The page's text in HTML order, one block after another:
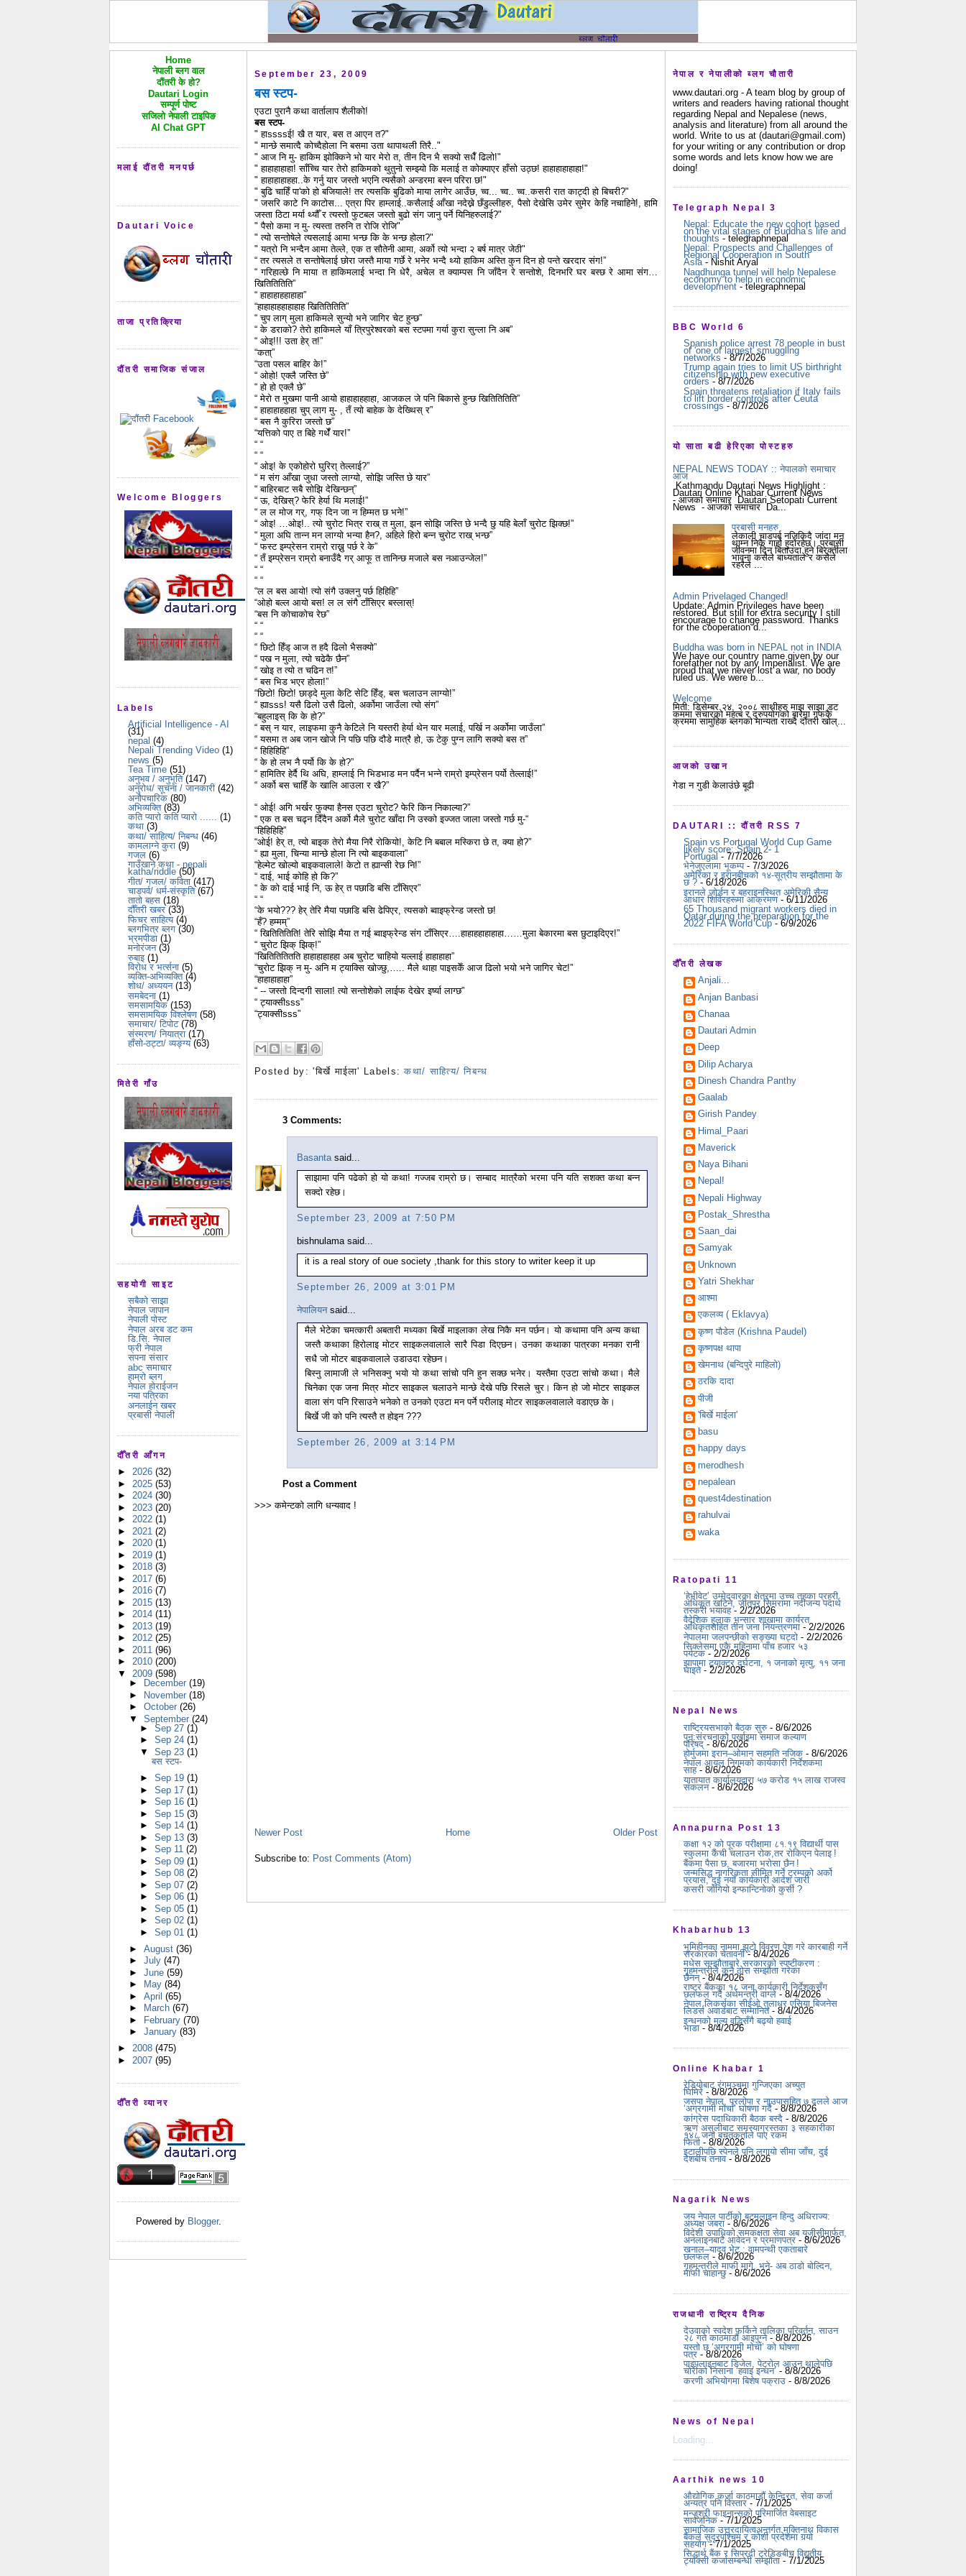
Home
नेपाली ब्लग वाल
दौंतरी के हो?
Dautari Login
सम्पूर्ण पोष्ट
सजिलो नेपाली टाइपिङ
AI Chat GPT
मलाई दौंतरी मनपर्छ
Dautari Voice
ताजा प्रतिक्रिया
दौंतरी समाजिक संजाल
Welcome Bloggers
Labels
Artificial Intelligence - AI
(31)
nepal (4)
Nepali Trending Video (1)
news (5)
Tea Time (51)
अनुभव / अनुभूति (147)
अनुरोध/ सूचना / जानकारी (42)
अनौपचारिक (80)
अभिव्यक्ति (83)
कति प्यारो कति प्यारो ...... (1)
कथा (3)
कथा/ साहित्य/ निबन्ध (46)
कामलाग्ने कुरा (9)
गजल (6)
गाउँखाने कथा - nepali
katha/riddle (50)
गीत/ गजल/ कविता (417)
चाडपर्व/ धर्म-संस्कृति (67)
तातो बहस (18)
दौँतरी खबर (33)
फिचर साहित्य (4)
ब्लगभित्र ब्लग (30)
भ्रमपीडा (1)
मनोरंजन (3)
रुबाइ (1)
विरोध र भर्त्सना (5)
व्यक्ति-अभिव्यक्ति (4)
शोध/ अध्ययन (13)
समबेदना (1)
समसामयिक (153)
समसामयिक विश्लेषण (58)
समाचार/ टिपोट (78)
संस्मरण/ नियात्रा (17)
हाँसो-ठट्टा/ व्यङ्ग्य (63)
मितेरी गाँउ
सहयोगी साइट
सबैको साझा
नेपाल जापान
नेपाली पोस्ट
नेपाल अरब डट कम
डि.सि. नेपाल
फ्री नेपाल
सपना संसार
abc समाचार
हाम्रो ब्लग
नेपाल होराईजन
नया पत्रिका
अनलाईन खबर
प्रबासी नेपाली
दौँतरी आँगन
► 2026 (32)
► 2025 (53)
► 2024 (30)
► 2023 (20)
► 2022 (1)
► 2021 (2)
► 2020 (1)
► 2019 (1)
► 2018 (3)
► 2017 (6)
► 2016 (7)
► 2015 (13)
► 2014 (11)
► 2013 (19)
► 2012 (25)
► 2011 (96)
► 2010 (200)
▼ 2009 (598)
►
December (19)
► November (18)
► October (26)
▼ September (24)
►Sep 27(1)
►Sep 24(1)
▼Sep 23(1)
बस स्टप-
►Sep 19(1)
►Sep 17(1)
►Sep 16(1)
►Sep 15(3)
►Sep 14(1)
►Sep 13(3)
►Sep 11(2)
►Sep 09(1)
►Sep 08(2)
►Sep 07(2)
►Sep 06(1)
►Sep 05(1)
►Sep 02(1)
►Sep 01(1)
► August (36)
► July (47)
► June (59)
►
May (84)
► April (65)
►
March (67)
► February (70)
► January (83)
► 2008 (475)
► 2007 (95)
दौँतरी व्यानर
Powered by Blogger.
September 23, 2009
बस स्टप-
एउटा पुरानै कथा वार्तालाप शैलीको!
बस स्टप-
" हाssssई! खै त यार, बस त आएन त?"
" मान्छे समात्दै कोच्दैहोला नि बसमा उता थापाथली तिरै.."
" आज नि मु- हाकिम झोक्किने भो यार मेरो त, तीन दिन भै सक्यो सधैँ ढिलो!"
" हाहाहाहाहा! साँच्चि यार तेरो हाकिमको थुतुनो सम्झ्यो कि मलाई त कोक्याएर हाँसो उठ्छ! हाहाहाहाहाहा!"
" हाहाहाहाहहा..के गर्नु यार जस्तो भएनि त्यसैको अन्डरमा बस्न परिरा छ!"
" बुढि चाहिँ पा'को हो बजियाले! तर त्यसकि बुढिको माया लागेर आउँछ, च्व... च्व.. च्व..कसरी रात काट्दी हो बिचरी?"
" जसरि काटे नि काटोस... एत्रा पिर हाम्लाई..कसैलाई आँखा नदेख्ने छँडुल्लीहरु, पैसो देखेसि उमेर सुमेर केहि नचाहिने!, हामि
जस्ता ठिटा मर्या थ्यौँ र त्यस्तो फुटबल जस्तो बुढो संग जानु पर्ने यिनिहरुलाई?"
" पैसो कमा न मु- त्यस्ता तरुनि त रोजि रोजि"
" त्यो सन्तोषेले त्यसलाई आमा भन्छ कि के भन्छ होला?"
" यत्रो नि भन्दैन आमा तेल्ले, एक त सौतेनी आमा, अर्को त्यो भन्दा २ बर्ष मात्र जेठी"
“ तर त्यसले त सन्तोषेलाई छोरा जस्तै माया गर्छे रे भनेर भन्दै थ्यो हाकिम अस्ति कुन दिन हो पन्ते खरदार संग!”
“ गरिहाल्छे नि माया त हाकिमलाई भन्दा नि धेरै, अचेल त क्याम्पस नि जाँदैन रे सन्तोशे, दिनभरि घर बस्छ रे आमा संग…
खितितितिति”
“ हाहाहाहहाहाहा”
“हाहाहाहहाहाहाह खितितितिति”
“ चुप लाग् मुला हाकिमले सुन्यो भने जागिर चेट हुन्छ”
“ के डराको? तेरो हाकिमले याँ त्रिपुरेश्वरको बस स्टपमा गर्या कुरा सुन्ला नि अब”
“ ओइ!!! उता हेर् त!”
“कता्”
“उता पसल बाहिर के!”
“ ओहो! एक्लै जस्ति छे”
“ हो हो एक्लै छे”
“ मेरो त मुखमा पानी आयो हाहाहाहहाहा, आजकल जे पनि बिकासे हुन्छ खितितितिति”
“ हाहाहाहहाहा चुप् लाग मु- , तँ त्यो बाहेक के देख्थिस् र”
“ बस नै कुरिरा जस्तो छ”
“यत्तिको पाए त बिहे गर्थेँ यार!”
“ “
“ “
“ ओइ! के एकोहोरो घुरिरा् तेल्लाई?”
“ म संग आँखा जुधा जस्तो लाग्यो, सोझि जस्ति छे यार”
“ बाहिरबाट सबै सोझि देखिन्छन्”
“ ऊ, देखिस्? फेरि हेर्या थि मलाई!”
“ ल ल मोज गर्, गफ् दिन जा न हिम्मत छ भने!”
“ ओइ! …ओइ!.. त्यो चुरोट भित्र राख् त मुला, झन सोझि जस्ति छे भन्दै छु यहि बेलाँ चुरोट झिक्छ!”
“ मुला अघि तान्न मन लाग्यो भन्या हैन?, अहिले हिरो बन्न चुरोट राख् भन्छ”
“ फस्ट इम्प्रेसन राम्रो राख्नु पर्छ रे के”
“ तँ इम्प्रेसन राम्रो बनाउँदै गर् आफू त तानिन्छ मजाले बस नआउन्जेल!”
“ “
“ “
“ल ल बस आयो! त्यो संगै उक्लनु पर्छ हिहिहि”
“ओहो बल्ल आयो बस! ल ल संगै टाँसिएर बस्लास्!
“बस नि कोचाकोच रेछ”
“ “
“ “
“ छिटो हिँड् आज त हदै ढिलो भैसक्यो”
“ पख न मुला, त्यो चढेकै छैन”
“ खोइ त त्यो त चढिन त!”
“ बस भिड भएर होला!”
“छिटो! छिटो! छाड्दे मुला केटि सेटि हिँड्, बस चलाउन लाग्यो!”
“ ह्याsss! यसै ढिलो उसै ढिलो, अर्कोमा जाउँला त्यो संग”
“बहुलाइस् कि के हो?”
“ बस् न यार, लाइफमा कुनै केटिले नि यस्तरी हेर्या थेन यार मलाई, पर्खि न अर्कोमा जाउँला”
“ यसमा त अब जान खोजे नि पछि पछि दौडे मात्रै हो, ऊ टेकु पुग्न लागि सक्यो बस त”
“ हिहिहिहि”
“ के हो लभ नै पर्यो कि के हो?”
“ हामितिर हेर्दै थि अघि, हाम्लाई नि भिडभाड मन पर्दैन भन्ने राम्रो इम्प्रेसन पर्यो तेल्लाई!”
“ अर्को बस चाहिँ के खालि आउला र खै?”
“ ओई! अगि भर्खर फुक्या हैनस एउटा चुरोट? फेरि किन निकाल्या?”
“ एक त बस चढ्न दिँदैन अर्को मैले चुरोट खाँदा नि उस्को इज्जत जाला जस्तो गर्छ मु-“
“हिहिहिहि”
“ओई! हेर् त, त्यो बाइक तेरो मैया निरै रोकियो!, केटि नि बबाल मस्किरा छे त, क्या हो?”
“ ह्या मुला, चिन्या मान्छे होला नि त्यो बाइकवाला”
“हेल्मेट खोल्यो बाइकवालाले! केटो त ह्यान्सी रेछ नि!”
“ दाई, भाई कोहि हो कि?”
“ के को दाई भाई नि, ऊ हेर् त पछाडि बसि टाँसिएर”
“ “
“के भयो??? हेर् तेरि मैया पछाडि बसि ढेपिएर, त्यसको ब्वाइफ्रेन्ड जस्तो छ!
“हँ? हम्मम्”
“ खितितितिति! तेरि सोझि मैया त गई ब्वाइफ्रेन्ड संग टाँसिएर….हाहाहहाहाहाहा……मुला बेकारमा बस छुटाइदिएर!”
“ चुरोट झिक् झिक्!”
“खितितितितति हाहाहाहाहहा अब चुरोट चाहियो यल्लाई हाहाहाहा”
“चुरोट झिक् न मु- अनि म ट्याक्सि खोज्छु,….. मैले थाहा पाइसकेँ आज ढिलो भयो भने जागिर चेट!”
“हाहाहाहाहा”
“ -- जस्तो दिन्दगी साला! त्यो सन्तोशेको लाईफ देखेर इर्ष्या लाग्छ”
“ ट्याक्सीsss”
“ट्याक्सीsss”
Posted by:'बिर्खे माईला' Labels:कथा/ साहित्य/ निबन्ध
3 Comments:
Basantasaid...
साझामा पनि पढेको हो यो कथा! गज्जब राम्रो छ। सम्बाद मात्रैको भरमा पनि यति सशक्त कथा बन्न
सक्दो रहेछ।
September 23, 2009 at 7:50 PM
bishnulama said...
it is a real story of oue society ,thank for this story to writer keep it up
September 26, 2009 at 3:01 PM
नेपालियनsaid...
मैले भेटेका चमत्कारी अबतारी मध्यका बिर्खे माइलाका लेख निकै मन पर्छन। यो कथामा पनि अन्य कथा
जस्तै कथाका हिरोलाइ मोटर साइकलवालाले सारै पिडा दिएछन। उनका कथाका पात्रका मनका रानी
सधै जो मोटर बाइकवालाले उडाउदा रहेछन।
बिस्नु लामाजी ले भनिसक्नु भयो यो कथा सांचो पनि हुन सक्छ भनेर। यस्तैमा एउटा सांचो कथा। मैले
चिनेका एक जना मित्र मोटर साइकल चलाउने मान्छे देखे पछि रिसले चुर। किन हो जो मोटर साइकल
वाला संग पनि रिसाउने भनेको त उनको एउटा मन पर्ने परीलाइ मोटर साइकलवालाले वडाएछ के।
बिर्खे जी को पनि त्यस्तै त होइन ???
September 26, 2009 at 3:14 PM
Post a Comment
>>> कमेन्टको लागि धन्यवाद !
Newer Post Older Post
Home
Subscribe to: Post Comments (Atom)
नेपाल र नेपालीको ब्लग चौतारी
www.dautari.org - A team blog by group of
writers and readers having rational thought
regarding Nepal and Nepalese (news,
analysis and literature) from all around the
world. Write to us at (dautari@gmail.com)
for your writing or any contribution or drop
some words and lets know how we are
doing!
Telegraph Nepal 3
Nepal: Educate the new cohort based
on the vital stages of Buddha’s life and
thoughts - telegraphnepal
Nepal: Prospects and Challenges of
Regional Cooperation in South
Asia- Nishit Aryal
Nagdhunga tunnel will help Nepalese
economy to help in economic
development - telegraphnepal
BBC World 6
Spanish police arrest 78 people in bust
of 'one of largest' smuggling
networks - 8/7/2026
Trump again tries to limit US birthright
citizenship with new executive
orders - 8/7/2026
Spain threatens retaliation if Italy fails
to lift border controls after Ceuta
crossings- 8/7/2026
यो साता बढी हेरिएका पोस्टहरु
NEPAL NEWS TODAY :: नेपालको समाचार
आज
Kathmandu Dautari News Highlight :
Dautari Online Khabar Current News
- आजको समाचार Dautari Setopati Current
News - आजको समाचार Da...
प्रबासी मनहरु
लेकाली चाडपर्ब नजिकिदै जांदा मन
थाम्न निकै गार्हो हुदोंरहेछ। प्रबासी
जीवनमा दिन बिताउदा हुने बिरक्तीला
भावना कसैले बाध्यताले र कसैले
रहरैले ...
Admin Privelaged Changed!
Update: Admin Privileges have been
restored. But still for extra security I still
encourage to change password. Thanks
for the cooperation d...
Buddha was born in NEPAL not in INDIA
We have our country name given by our
forefather not by any Imperialist. We are
proud that we never lost a war, no body
ruled us. We were b...
Welcome
मिती: डिसेम्बर २४, २००८ साथीहरु माझ साझा डट
कममा संचारको महत्ब र दुरुपयोगको बारेमा गफकै
क्रममा सामुहिक ब्लगको मान्यता राख्दै दौंतरी खोल्...
आजको उखान
गेडा न गुडी केलाउंछे बूढी
DAUTARI :: दौंतरी RSS 7
Spain vs Portugal World Cup Game
likely score: Spain 2- 1
Portugal - 7/7/2026
भेनेजुएलामा भूकम्प- 7/3/2026
अमेरिका र इरानबीचको १४-सूत्रीय सम्झौतामा के
छ ? - 6/18/2026
इरानले जोर्डन र बहराइनस्थित अमेरिकी सैन्य
आधार शिविरहरूमा आक्रमण- 6/11/2026
65 Thousand migrant workers died in
Qatar during the preparation for the
2022 FIFA World Cup - 6/9/2026
दौँतरी लेखक
Anjali...
Anjan Banbasi
Chanaa
Dautari Admin
Deep
Dilip Acharya
Dinesh Chandra Panthy
Gaalab
Girish Pandey
Himal_Paari
Maverick
Naya Bihani
Nepal!
Nepali Highway
Postak_Shrestha
Saan_dai
Samyak
Unknown
Yatri Shekhar
आश्मा
एकलव्य ( Eklavya)
कृष्ण पौडेल (Krishna Paudel)
कृष्णपक्ष थापा
खेमनाथ (बन्दिपुरे माहिलो)
ठरकि दादा
पीजी
'बिर्खे माईला'
basu
happy days
merodhesh
nepalean
quest4destination
rahulvai
waka
Ratopati 11
‘हेभीवेट’ उम्मेदवारका क्षेत्रमा उच्च तहका प्रहरी
अधिकृत खटिने, जीतपुर सिमरामा नदीजन्य पदार्थ
तस्करी भयावह- 2/2/2026
वैदेशिक हुलाक भन्सार शाखामा कार्यरत
अधिकृतसहित तीन जना नियन्त्रणमा - 2/2/2026
नेपालमा जलपन्छीको सङ्ख्या घट्दो - 2/2/2026
सिक्लेसमा एकै महिनामा पाँच हजार ५३
पर्यटक - 2/2/2026
झापामा ट्र्याक्टर दुर्घटना, १ जनाको मृत्यु, ११ जना
घाइते- 2/2/2026
Nepal News
राष्ट्रियसभाको बैठक सुरु- 8/6/2026
पुन:संरचनाको पर्खाइमा समाज कल्याण
परिषद् - 8/6/2026
होर्मुजमा इरान–ओमान सहमति नजिक - 8/6/2026
नेपाल आयल निगमको कार्यकारी निर्देशकमा
साह- 8/6/2026
यातायात कार्यालयद्वारा ५७ करोड १५ लाख राजस्व
संकलन- 8/6/2026
Annapurna Post 13
कक्षा १२ को पूरक परीक्षामा ८१.१९ विद्यार्थी पास
स्कुलमा कैंची चलाउन रोक,तर रोकिएन पेलाइ !
बैंकमा पैसा छ, बजारमा भरोसा छैन !
जन्मसिद्ध नागरिकता सीमित गर्ने ट्रम्पको अर्को
प्रयास, दुई नयाँ कार्यकारी आदेश जारी
कसरी जोगियो इन्फान्टिनोको कुर्सी ?
Khabarhub 13
भूमिहीनका नाममा झूटो विवरण पेश गरे कारबाही गर्ने
सरकारको चेतावनी- 8/4/2026
मधेस सम्झौताबारे सरकारको स्पष्टीकरण :
गृहमन्त्रीले कुनै ठोस सम्झौता गरेका
छैनन्- 8/4/2026
राष्ट्र बैंकका १८ जना कार्यकारी निर्देशकसँग
छलफल गर्दै अर्थमन्त्री वाग्ले - 8/4/2026
नेपाल लिकर्सका सीईओ तुलाधर एसिया बिजनेस
लिडर्स अवार्डबाट सम्मानित- 8/4/2026
इन्धनको मूल्य वृद्धिसँगै बढ्यो हवाई
भाडा- 8/4/2026
Online Khabar 1
रेडियोबाट रंगमञ्चमा गुन्जिएका अच्युत
घिमिरे - 8/8/2026
जसपा नेपाल, प्रलोपा र नाउपासहित ७ दलले आज
‘अग्रगामी मोर्चा’ घोषणा गर्दै - 8/8/2026
कांग्रेस पदाधिकारी बैठक बस्दै - 8/8/2026
ऋण असुलीबाट समस्याग्रस्तका ३ सहकारीका
१४८ जना बचतकर्ताले पाए रकम
फिर्ता - 8/8/2026
इटालीपछि स्पेनले पनि लगायो सीमा जाँच, दुई
देशबीच तनाव- 8/8/2026
Nagarik News
जय नेपाल पार्टीको बटमलाइन हिन्दु अधिराज्य:
अध्यक्ष जबरा - 8/6/2026
विदेशी उपाधिको समकक्षता सेवा अब यूजीसीमार्फत,
अनलाइनबाटै आवेदन र प्रमाणपत्र - 8/6/2026
खनाल–यादव भेट : वामपन्थी एकताबारे
छलफल - 8/6/2026
गृहमन्त्रीले माफी मागे, भने- अब ठाडो बोल्दिन,
माफी चाहान्छु- 8/6/2026
राजधानी राष्ट्रिय दैनिक
देउवाको स्वदेश फर्किने तालिका परिवर्तन, साउन
२८ गते काठमाडौं आइपुग्ने- 8/8/2026
यस्ताे छ ‘अग्रगामी माेर्चा’ काे घाेषणा
पत्र - 8/8/2026
पाइपलाइनबाट डिजेल, पेट्रोल आउन थालेपछि
चोरीको निसाना ‘हवाइ इन्धन’ - 8/8/2026
करणी अभियोगमा बिशेष पक्राउ - 8/8/2026
News of Nepal
Loading...
Aarthik news 10
औद्योगिक कर्जा काठमाडौं केन्द्रित, सेवा कर्जा
अन्यत्र पनि विस्तार - 7/1/2025
मन्जुश्री फाइनान्सको परिमार्जित वेबसाइट
सार्वजनिक- 7/1/2025
सामाजिक उत्तरदायित्वअन्तर्गत मुक्तिनाथ विकास
बैंकले सुदूरपश्चिम र कोशी प्रदेशमा गर्‍यो
सहयोग- 7/1/2025
सिद्धार्थ बैंक र सिप्रदी ट्रेडिङबीच विद्युतीय
ट्याक्सी कर्जासम्बन्धी सम्झौता - 7/1/2025